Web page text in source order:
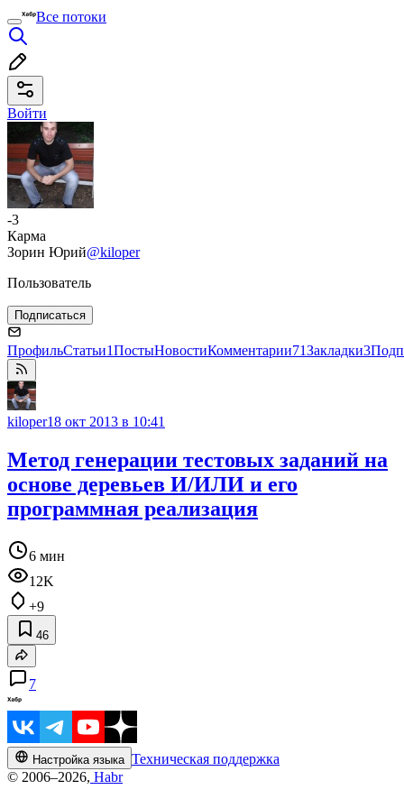
Все потоки
Войти
-3
Карма
Зорин Юрий@kiloper
Пользователь
Подписаться
ПрофильСтатьи1ПостыНовостиКомментарии71Закладки3
kiloper18 окт 2013 в 10:41
Метод генерации тестовых заданий на
основе деревьев И/ИЛИ и его
программная реализация
6 мин
12K
+9
46
7
Настройка языка Техническая поддержка
© 2006–2026, Habr